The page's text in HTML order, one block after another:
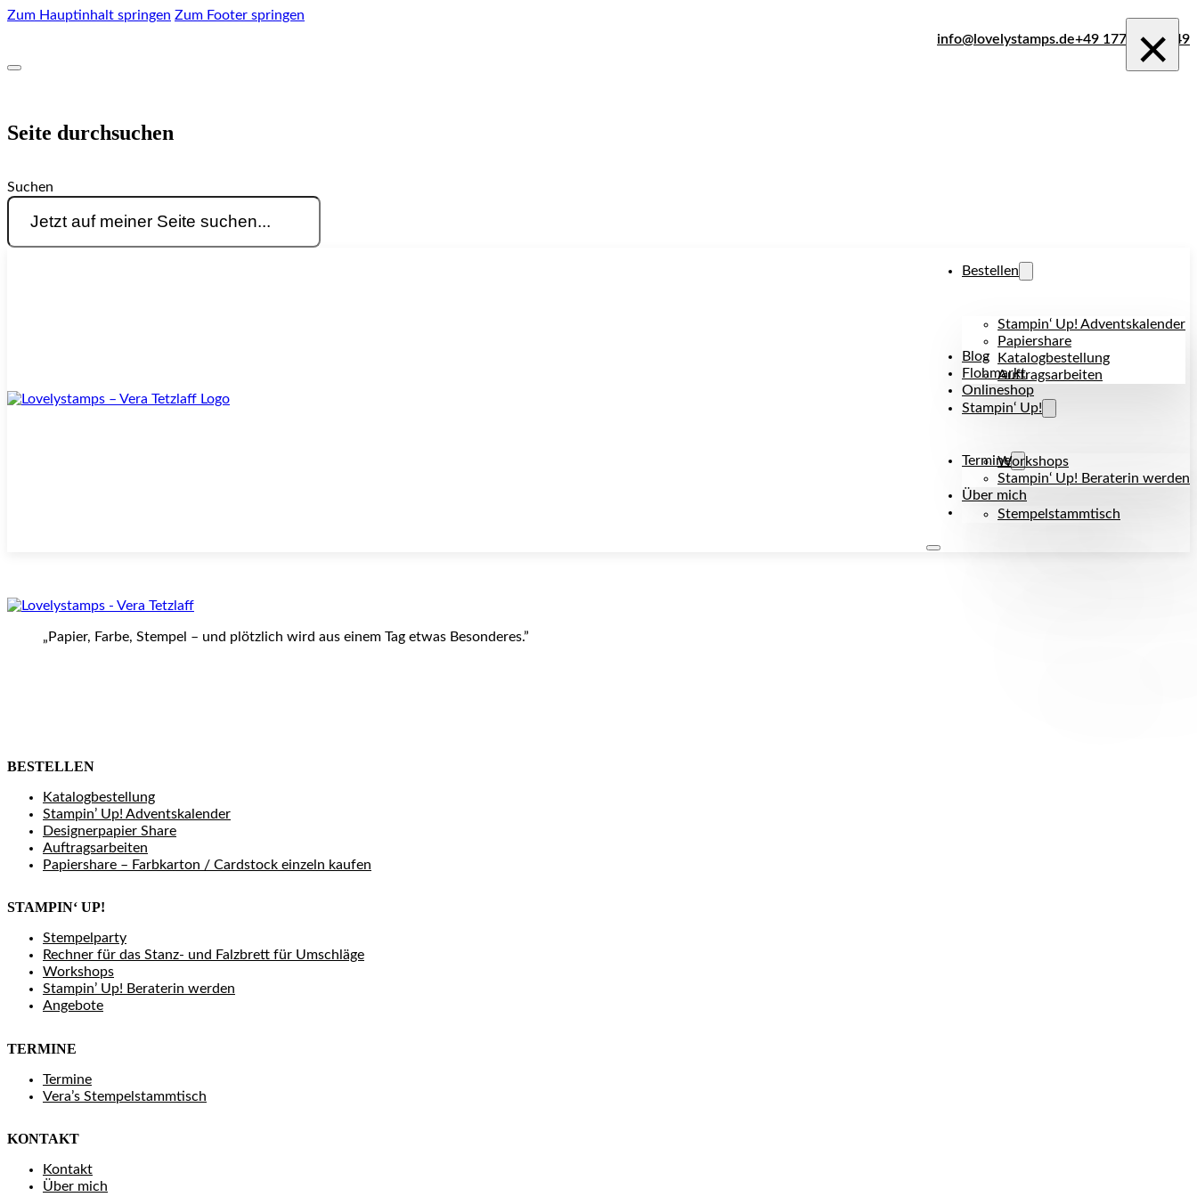
Zum Hauptinhalt springen Zum Footer springen
info@lovelystamps.de+49 177 242 1849
Seite durchsuchen
Suchen
×
Bestellen
Stampin‘ Up! Adventskalender
Papiershare
Katalogbestellung
Auftragsarbeiten
Blog
Flohmarkt
Onlineshop
Stampin‘ Up!
Workshops
Stampin‘ Up! Beraterin werden
Termine
Stempelstammtisch
Über mich
Kontakt
„Papier, Farbe, Stempel – und plötzlich wird aus einem Tag etwas Besonderes.”
BESTELLEN
Katalogbestellung
Stampin’ Up! Adventskalender
Designerpapier Share
Auftragsarbeiten
Papiershare – Farbkarton / Cardstock einzeln kaufen
STAMPIN‘ UP!
Stempelparty
Rechner für das Stanz- und Falzbrett für Umschläge
Workshops
Stampin’ Up! Beraterin werden
Angebote
TERMINE
Termine
Vera’s Stempelstammtisch
KONTAKT
Kontakt
Über mich